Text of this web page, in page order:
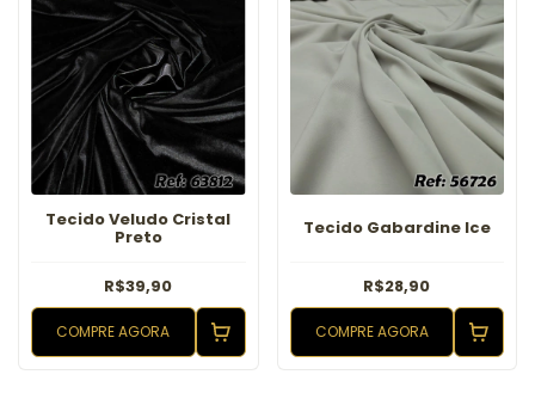
Tecido Veludo Cristal
Preto
R$39,90
COMPRE AGORA
Tecido Gabardine Ice
R$28,90
COMPRE AGORA